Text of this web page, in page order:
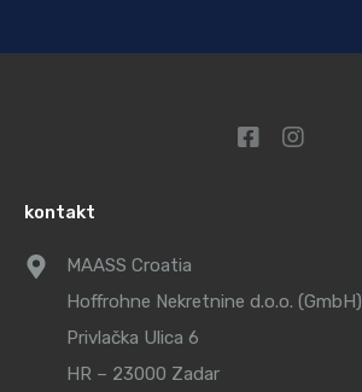
kontakt
MAASS Croatia
Hoffrohne Nekretnine d.o.o. (GmbH)
Privlačka Ulica 6
HR – 23000 Zadar